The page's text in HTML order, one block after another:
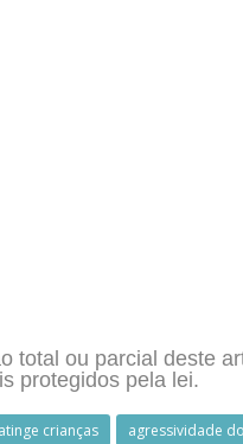
total ou parcial deste
protegidos pela lei.
crianças agressividade